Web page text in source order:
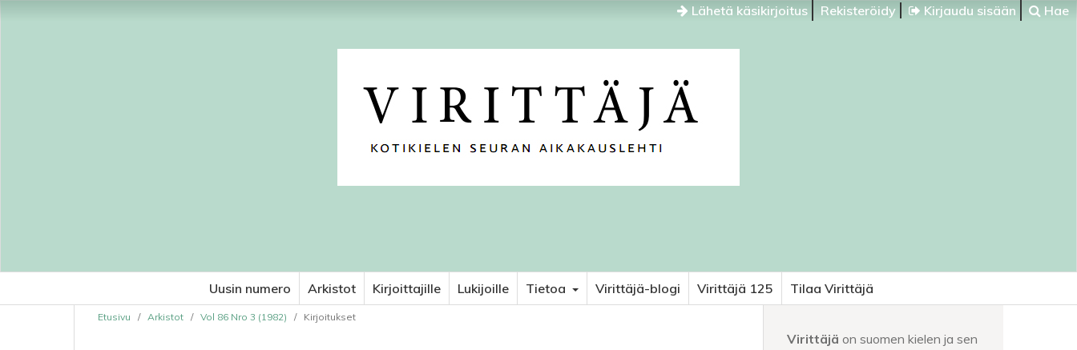
Lähetä käsikirjoitus Rekisteröidy Kirjaudu sisään Hae
Uusin numero Arkistot Kirjoittajille Lukijoille Tietoa Virittäjä-blogi Virittäjä 125 Tilaa Virittäjä
Etusivu / Arkistot / Vol 86 Nro 3 (1982) / Kirjoitukset
Virittäjä on suomen kielen ja sen